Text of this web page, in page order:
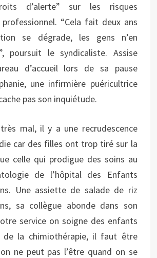
d’alerte” sur les risques
professionnel. “Cela fait deux ans
se dégrade, les gens n’en
poursuit le syndicaliste. Assise
d’accueil lors de sa pause
une infirmière puéricultrice
pas son inquiétude.
mal, il y a une recrudescence
car des filles ont trop tiré sur la
celle qui prodigue des soins au
de l’hôpital des Enfants
Une assiette de salade de riz
sa collègue abonde dans son
service on soigne des enfants
de la chimiothérapie, il faut être
ne peut pas l’être quand on se